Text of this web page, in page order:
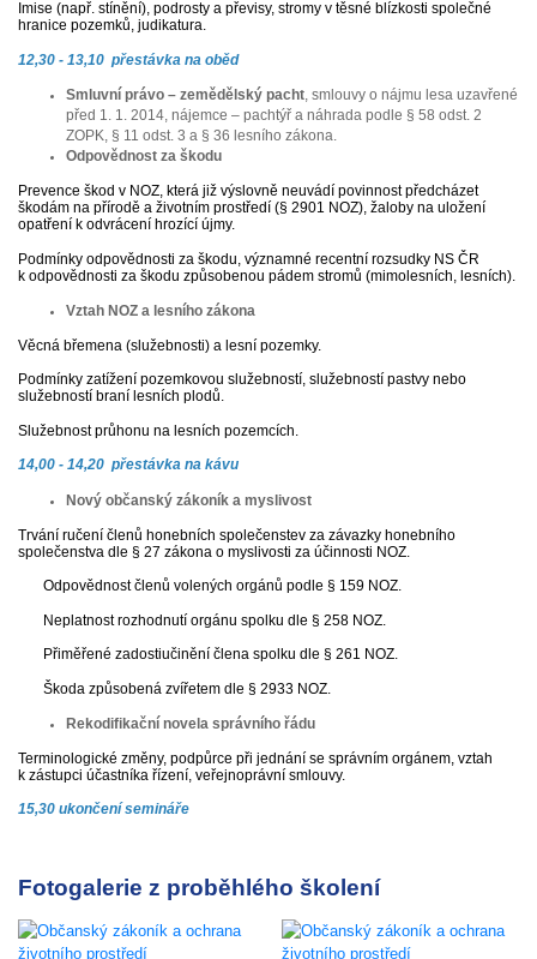
Imise (např. stínění), podrosty a převisy, stromy v těsné blízkosti společné
hranice pozemků, judikatura.
12,30 - 13,10 přestávka na oběd
Smluvní právo – zemědělský pacht , smlouvy o nájmu lesa uzavřené
před 1. 1. 2014, nájemce – pachtýř a náhrada podle § 58 odst. 2
ZOPK, § 11 odst. 3 a § 36 lesního zákona.
Odpovědnost za škodu
Prevence škod v NOZ, která již výslovně neuvádí povinnost předcházet
škodám na přírodě a životním prostředí (§ 2901 NOZ), žaloby na uložení
opatření k odvrácení hrozící újmy.
Podmínky odpovědnosti za škodu, významné recentní rozsudky NS ČR
k odpovědnosti za škodu způsobenou pádem stromů (mimolesních, lesních).
Vztah NOZ a lesního zákona
Věcná břemena (služebnosti) a lesní pozemky.
Podmínky zatížení pozemkovou služebností, služebností pastvy nebo
služebností braní lesních plodů.
Služebnost průhonu na lesních pozemcích.
14,00 - 14,20 přestávka na kávu
Nový občanský zákoník a myslivost
Trvání ručení členů honebních společenstev za závazky honebního
společenstva dle § 27 zákona o myslivosti za účinnosti NOZ.
Odpovědnost členů volených orgánů podle § 159 NOZ.
Neplatnost rozhodnutí orgánu spolku dle § 258 NOZ.
Přiměřené zadostiučinění člena spolku dle § 261 NOZ.
Škoda způsobená zvířetem dle § 2933 NOZ.
Rekodifikační novela správního řádu
Terminologické změny, podpůrce při jednání se správním orgánem, vztah
k zástupci účastníka řízení, veřejnoprávní smlouvy.
15,30 ukončení semináře
Fotogalerie z proběhlého školení